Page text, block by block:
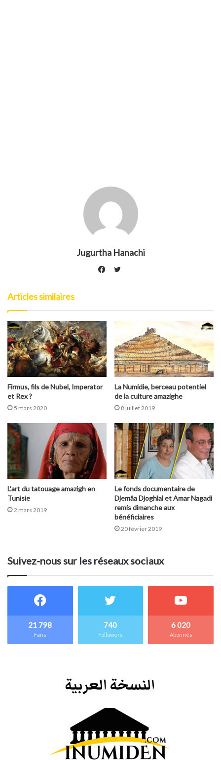
Jugurtha Hanachi
Twitter
Articles similaires
Firmus, fils de Nubel, Imperator
et Rex ?
5 mars 2020
La Numidie, berceau potentiel
de la culture amazighe
8 juillet 2019
L’art du tatouage amazigh en
Tunisie
2 mars 2019
Le fonds documentaire de
Djemâa Djoghlal et Amar Nagadi
remis dimanche aux
bénéficiaires
20 février 2019
Suivez-nous sur les réseaux sociaux
21 798
Fans
740
Followers
6 020
Abonnés